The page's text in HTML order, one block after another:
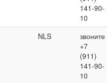
141-90-
10
NLS
звоните
+7
(911)
141-90-
10